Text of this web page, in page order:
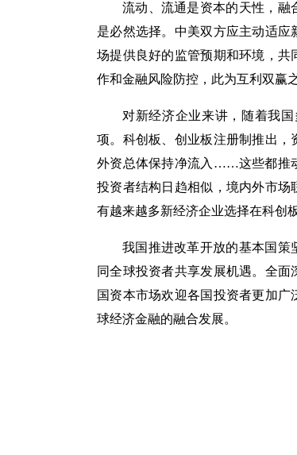
流动、流通是资本的天性，融
是必然选择。中美双方应主动适
场提供良好的监管预期和环境，
作和金融风险防控，此为互利双赢之
对新经济企业来讲，随着我
项。科创板、创业板注册制推出，
外资总体保持净流入……这些都推
投资者结构日趋相似，境内外市
有越来越多新经济企业选择在科创
我国推进改革开放的基本国策
同全球投资者共享发展机遇。全
国资本市场欢迎各国投资者更加
球经济金融的融合发展。